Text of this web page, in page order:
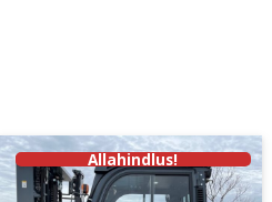
Allahindlus!